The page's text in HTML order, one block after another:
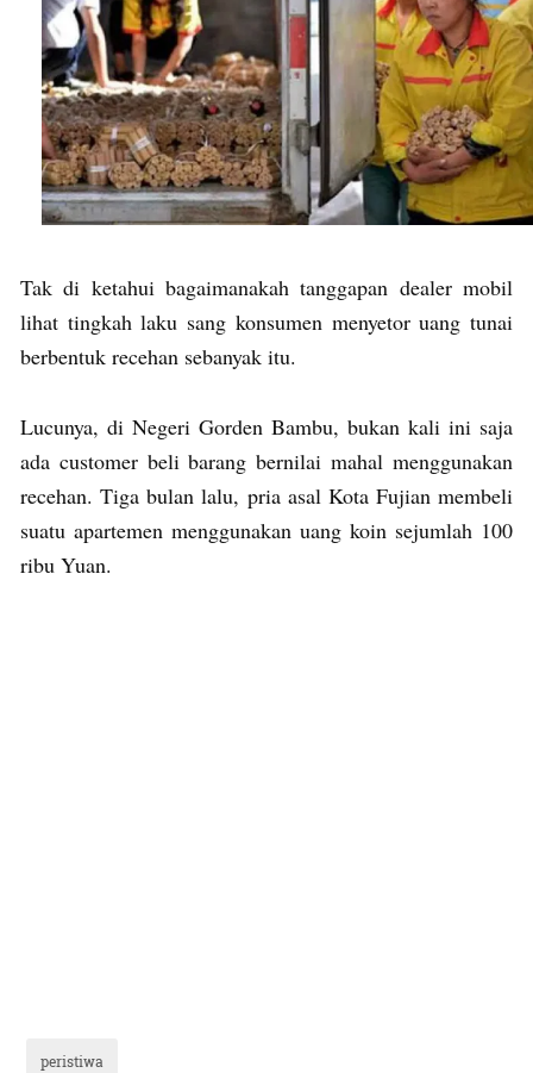
Tak di ketahui bagaimanakah tanggapan dealer mobil
lihat tingkah laku sang konsumen menyetor uang tunai
berbentuk recehan sebanyak itu.
Lucunya, di Negeri Gorden Bambu, bukan kali ini saja
ada customer beli barang bernilai mahal menggunakan
recehan. Tiga bulan lalu, pria asal Kota Fujian membeli
suatu apartemen menggunakan uang koin sejumlah 100
ribu Yuan.
peristiwa